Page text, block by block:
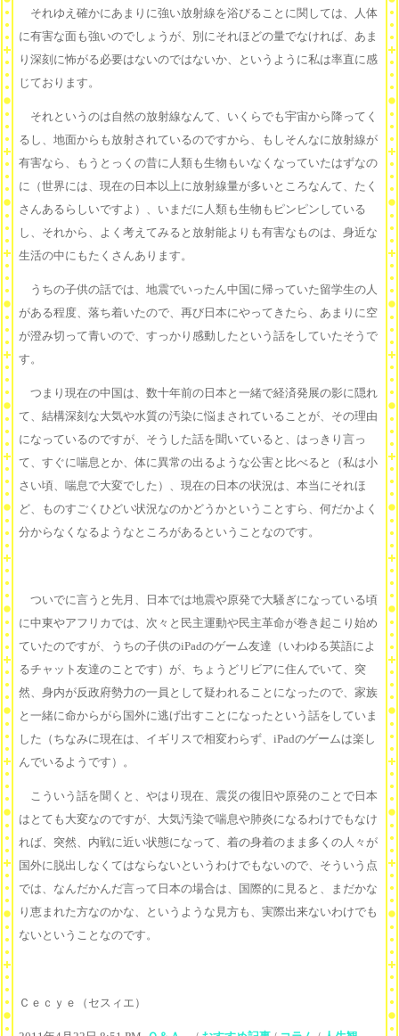
それゆえ確かにあまりに強い放射線を浴びることに関しては、人体
に有害な面も強いのでしょうが、別にそれほどの量でなければ、あま
り深刻に怖がる必要はないのではないか、というように私は率直に感
じております。
それというのは自然の放射線なんて、いくらでも宇宙から降ってく
るし、地面からも放射されているのですから、もしそんなに放射線が
有害なら、もうとっくの昔に人類も生物もいなくなっていたはずなの
に（世界には、現在の日本以上に放射線量が多いところなんて、たく
さんあるらしいですよ）、いまだに人類も生物もピンピンしている
し、それから、よく考えてみると放射能よりも有害なものは、身近な
生活の中にもたくさんあります。
うちの子供の話では、地震でいったん中国に帰っていた留学生の人
がある程度、落ち着いたので、再び日本にやってきたら、あまりに空
が澄み切って青いので、すっかり感動したという話をしていたそうで
す。
つまり現在の中国は、数十年前の日本と一緒で経済発展の影に隠れ
て、結構深刻な大気や水質の汚染に悩まされていることが、その理由
になっているのですが、そうした話を聞いていると、はっきり言っ
て、すぐに喘息とか、体に異常の出るような公害と比べると（私は小
さい頃、喘息で大変でした）、現在の日本の状況は、本当にそれほ
ど、ものすごくひどい状況なのかどうかということすら、何だかよく
分からなくなるようなところがあるということなのです。
ついでに言うと先月、日本では地震や原発で大騒ぎになっている頃
に中東やアフリカでは、次々と民主運動や民主革命が巻き起こり始め
ていたのですが、うちの子供のiPadのゲーム友達（いわゆる英語によ
るチャット友達のことです）が、ちょうどリビアに住んでいて、突
然、身内が反政府勢力の一員として疑われることになったので、家族
と一緒に命からがら国外に逃げ出すことになったという話をしていま
した（ちなみに現在は、イギリスで相変わらず、iPadのゲームは楽し
んでいるようです）。
こういう話を聞くと、やはり現在、震災の復旧や原発のことで日本
はとても大変なのですが、大気汚染で喘息や肺炎になるわけでもなけ
れば、突然、内戦に近い状態になって、着の身着のまま多くの人々が
国外に脱出しなくてはならないというわけでもないので、そういう点
では、なんだかんだ言って日本の場合は、国際的に見ると、まだかな
り恵まれた方なのかな、というような見方も、実際出来ないわけでも
ないということなのです。
Ｃｅｃｙｅ（セスィエ）